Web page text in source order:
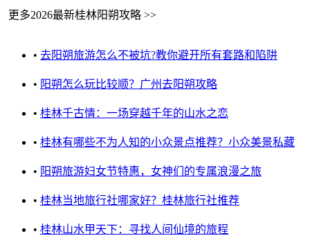
更多2026最新桂林阳朔攻略 >>
• 去阳朔旅游怎么不被坑?教你避开所有套路和陷阱
• 阳朔怎么玩比较顺？广州去阳朔攻略
• 桂林千古情：一场穿越千年的山水之恋
• 桂林有哪些不为人知的小众景点推荐？小众美景私藏
• 阳朔旅游妇女节特惠，女神们的专属浪漫之旅
• 桂林当地旅行社哪家好？桂林旅行社推荐
• 桂林山水甲天下：寻找人间仙境的旅程